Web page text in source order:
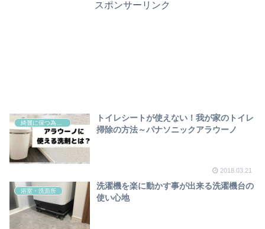
スポンサーリンク
綺麗に保つ為の掃除
トイレシートが使えない！我が家のトイレ
掃除の方法～パナソニックアラウーノ
2018.03.21
浴室・洗面所
洗濯機を楽に動かす事が出来る洗濯機台の
使い心地